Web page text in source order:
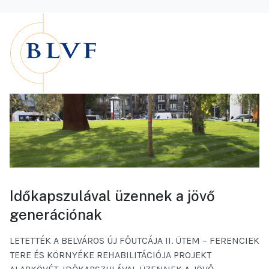
Időkapszulával üzennek a jövő
generációnak
LETETTÉK A BELVÁROS ÚJ FŐUTCÁJA II. ÜTEM – FERENCIEK
TERE ÉS KÖRNYÉKE REHABILITÁCIÓJA PROJEKT